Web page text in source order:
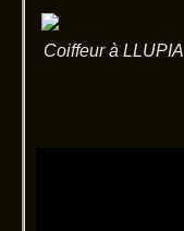
Coiffeur à LLUPIA